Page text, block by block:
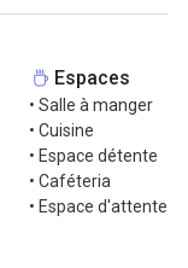
d’une
ondes, machine à
L’accès à Internet
de rester connecté
pour garantir des
disponible en
et
avec badge
Espaces
• Salle à manger
• Cuisine
• Espace détente
• Caféteria
• Espace d'attente